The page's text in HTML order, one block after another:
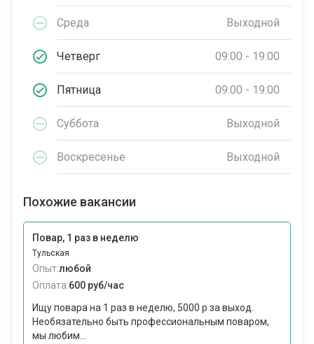
Среда Выходной
Четверг 09:00 - 19:00
Пятница 09:00 - 19:00
Суббота Выходной
Воскресенье Выходной
Похожие вакансии
Повар, 1 раз в неделю
Тульская
Опыт:любой
Оплата:600 руб/час
Ищу повара на 1 раз в неделю, 5000 р за выход.
Необязательно быть профессиональным поваром,
мы любим...